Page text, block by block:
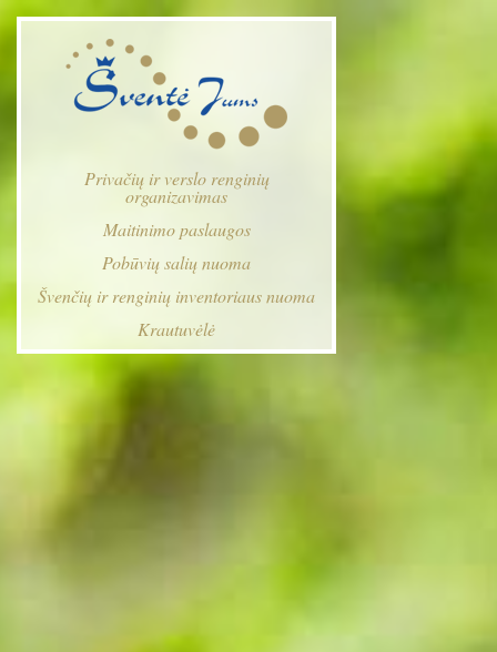
Privačių ir verslo renginių
organizavimas
Maitinimo paslaugos
Pobūvių salių nuoma
Švenčių ir renginių inventoriaus nuoma
Krautuvėlė